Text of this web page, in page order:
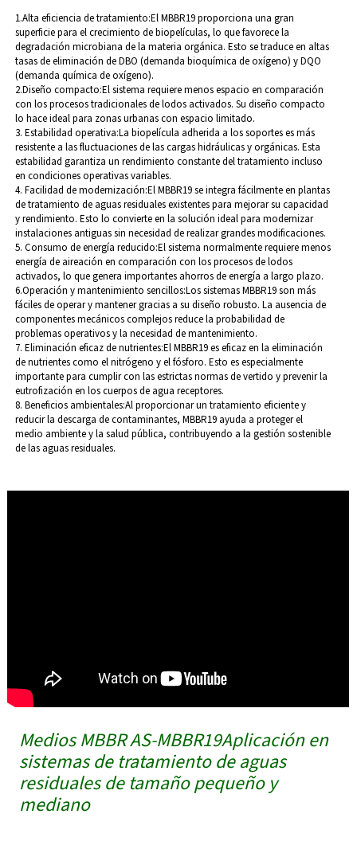
1.Alta eficiencia de tratamiento:El MBBR19 proporciona una gran
superficie para el crecimiento de biopelículas, lo que favorece la
degradación microbiana de la materia orgánica. Esto se traduce en altas
tasas de eliminación de DBO (demanda bioquímica de oxígeno) y DQO
(demanda química de oxígeno).
2.Diseño compacto:El sistema requiere menos espacio en comparación
con los procesos tradicionales de lodos activados. Su diseño compacto
lo hace ideal para zonas urbanas con espacio limitado.
3. Estabilidad operativa:La biopelícula adherida a los soportes es más
resistente a las fluctuaciones de las cargas hidráulicas y orgánicas. Esta
estabilidad garantiza un rendimiento constante del tratamiento incluso
en condiciones operativas variables.
4. Facilidad de modernización:El MBBR19 se integra fácilmente en plantas
de tratamiento de aguas residuales existentes para mejorar su capacidad
y rendimiento. Esto lo convierte en la solución ideal para modernizar
instalaciones antiguas sin necesidad de realizar grandes modificaciones.
5. Consumo de energía reducido:El sistema normalmente requiere menos
energía de aireación en comparación con los procesos de lodos
activados, lo que genera importantes ahorros de energía a largo plazo.
6.Operación y mantenimiento sencillos:Los sistemas MBBR19 son más
fáciles de operar y mantener gracias a su diseño robusto. La ausencia de
componentes mecánicos complejos reduce la probabilidad de
problemas operativos y la necesidad de mantenimiento.
7. Eliminación eficaz de nutrientes:El MBBR19 es eficaz en la eliminación
de nutrientes como el nitrógeno y el fósforo. Esto es especialmente
importante para cumplir con las estrictas normas de vertido y prevenir la
eutrofización en los cuerpos de agua receptores.
8. Beneficios ambientales:Al proporcionar un tratamiento eficiente y
reducir la descarga de contaminantes, MBBR19 ayuda a proteger el
medio ambiente y la salud pública, contribuyendo a la gestión sostenible
de las aguas residuales.
Medios MBBR AS-MBBR19Aplicación en
sistemas de tratamiento de aguas
residuales de tamaño pequeño y
mediano